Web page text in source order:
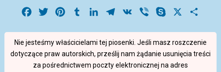
Facebook
Twitter PinterestTumblrLinkedInTelegram
VK Viber Skype
Nie jesteśmy właścicielami tej piosenki. Jeśli masz roszczenie
dotyczące praw autorskich, prześlij nam żądanie usunięcia treści
za pośrednictwem poczty elektronicznej na adres